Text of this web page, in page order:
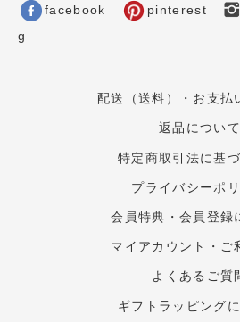
facebook pinterest
g
配送（送料）・お支払
返品について
特定商取引法に基
プライバシーポ
会員特典・会員登録
マイアカウント・ご
よくあるご質
ギフトラッピング